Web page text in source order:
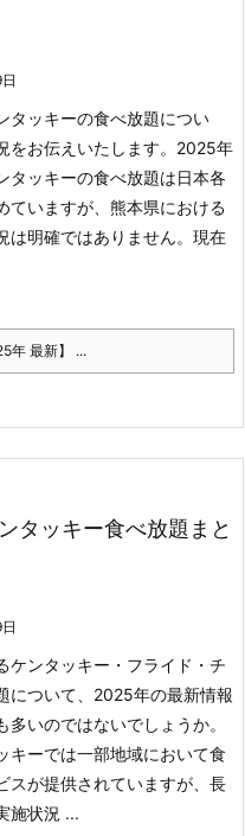
タッキーの食べ放題につい
をお伝えいたします。 2025年
タッキーの食べ放題は日本各
ていますが、熊本県における
は明確ではありません。 現在
年 最新】 ...
タッキー食べ放題まと
ケンタッキー・フライド・チ
について、2025年の最新情報
多いのではないでしょうか。
キーでは一部地域において食
スが提供されていますが、長
施状況 ...